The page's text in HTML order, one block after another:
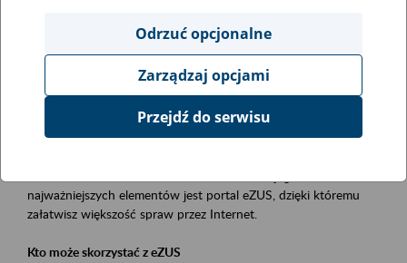
obsługa klientów
Event description
Platforma Usług Elektronicznych ZUS eZUS
najważniejszych elementów jest portal eZUS, dzięki któremu
załatwisz większość spraw przez Internet.
Kto może skorzystać z eZUS
Odrzuć opcjonalne
Zarządzaj opcjami
Przejdź do serwisu